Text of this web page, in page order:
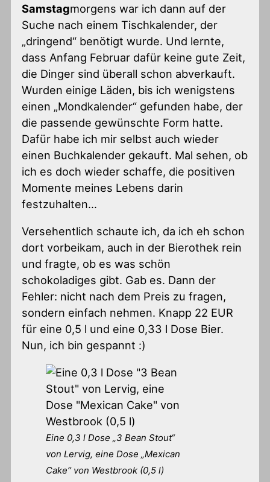
Samstagmorgens war ich dann auf der
Suche nach einem Tischkalender, der
„dringend“ benötigt wurde. Und lernte,
dass Anfang Februar dafür keine gute Zeit,
die Dinger sind überall schon abverkauft.
Wurden einige Läden, bis ich wenigstens
einen „Mondkalender“ gefunden habe, der
die passende gewünschte Form hatte.
Dafür habe ich mir selbst auch wieder
einen Buchkalender gekauft. Mal sehen, ob
ich es doch wieder schaffe, die positiven
Momente meines Lebens darin
festzuhalten…
Versehentlich schaute ich, da ich eh schon
dort vorbeikam, auch in der Bierothek rein
und fragte, ob es was schön
schokoladiges gibt. Gab es. Dann der
Fehler: nicht nach dem Preis zu fragen,
sondern einfach nehmen. Knapp 22 EUR
für eine 0,5 l und eine 0,33 l Dose Bier.
Nun, ich bin gespannt :)
Eine 0,3 l Dose „3 Bean Stout“
von Lervig, eine Dose „Mexican
Cake“ von Westbrook (0,5 l)